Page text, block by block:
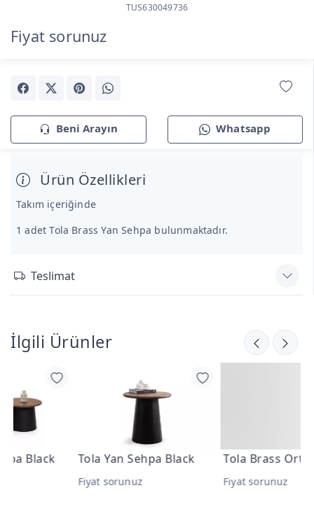
TUS630049736
Fiyat sorunuz
Beni Arayın Whatsapp
Ürün Özellikleri
Takım içeriğinde
1 adet Tola Brass Yan Sehpa bulunmaktadır.
Teslimat
İlgili Ürünler
Tola Yan Sehpa Black
Fiyat sorunuz
Tola Brass Orta Sehpa
Fiyat sorunuz